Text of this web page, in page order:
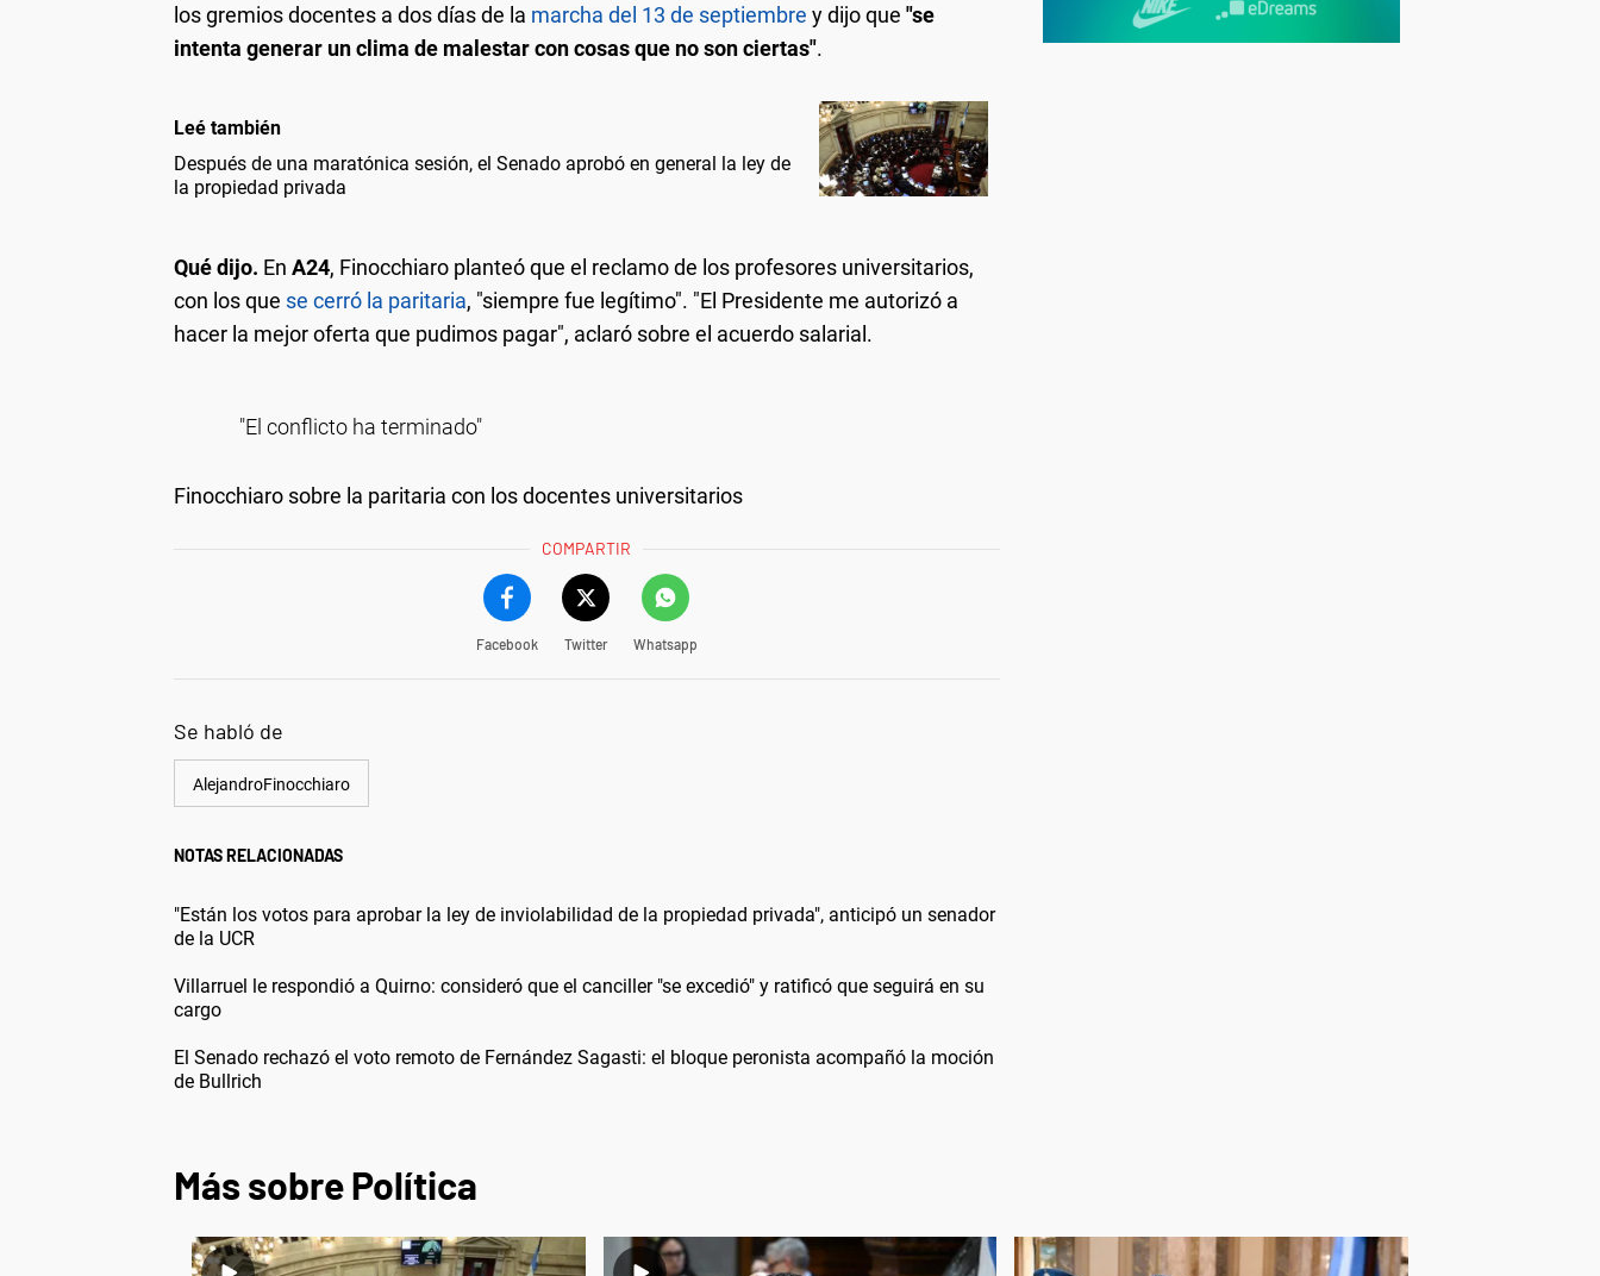
los gremios docentes a dos días de la marcha del 13 de septiembre y dijo que "se
intenta generar un clima de malestar con cosas que no son ciertas".
Leé también
Después de una maratónica sesión, el Senado aprobó en general la ley de
la propiedad privada
Qué dijo. En A24, Finocchiaro planteó que el reclamo de los profesores universitarios,
con los que se cerró la paritaria, "siempre fue legítimo". "El Presidente me autorizó a
hacer la mejor oferta que pudimos pagar", aclaró sobre el acuerdo salarial.
"El conflicto ha terminado"
Finocchiaro sobre la paritaria con los docentes universitarios
COMPARTIR
Facebook Twitter Whatsapp
Se habló de
AlejandroFinocchiaro
NOTAS RELACIONADAS
"Están los votos para aprobar la ley de inviolabilidad de la propiedad privada", anticipó un senador
de la UCR
Villarruel le respondió a Quirno: consideró que el canciller "se excedió" y ratificó que seguirá en su
cargo
El Senado rechazó el voto remoto de Fernández Sagasti: el bloque peronista acompañó la moción
de Bullrich
Más sobre Política